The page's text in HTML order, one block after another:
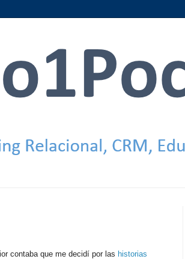
contaba que me decidí por las historias